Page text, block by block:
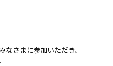
なさまに参加いただき、